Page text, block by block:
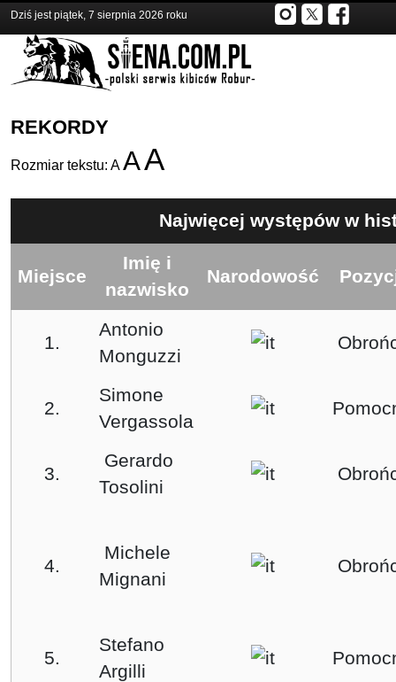
Dziś jest piątek, 7 sierpnia 2026 roku
REKORDY
Rozmiar tekstu: A AA
Najwięcej występów w
Miejsce
Imię i
nazwisko
Narodowość
1.
Antonio
Monguzzi
2.
Simone
Vergassola
3.
Gerardo
Tosolini
4.
Michele
Mignani
5.
Stefano
Argilli